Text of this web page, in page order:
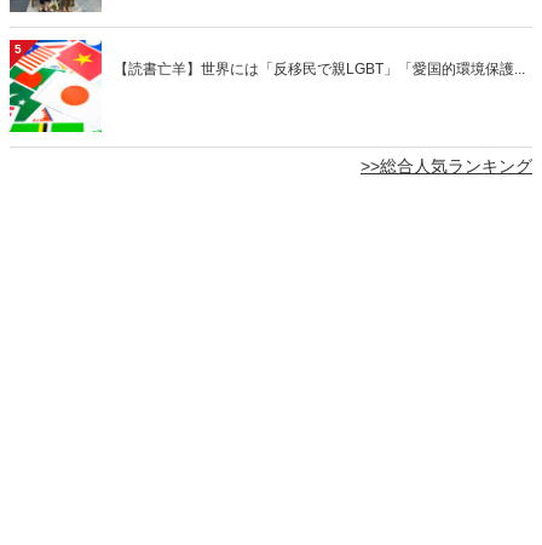
5
【読書亡羊】世界には「反移民で親LGBT」「愛国的環境保護...
>>総合人気ランキング